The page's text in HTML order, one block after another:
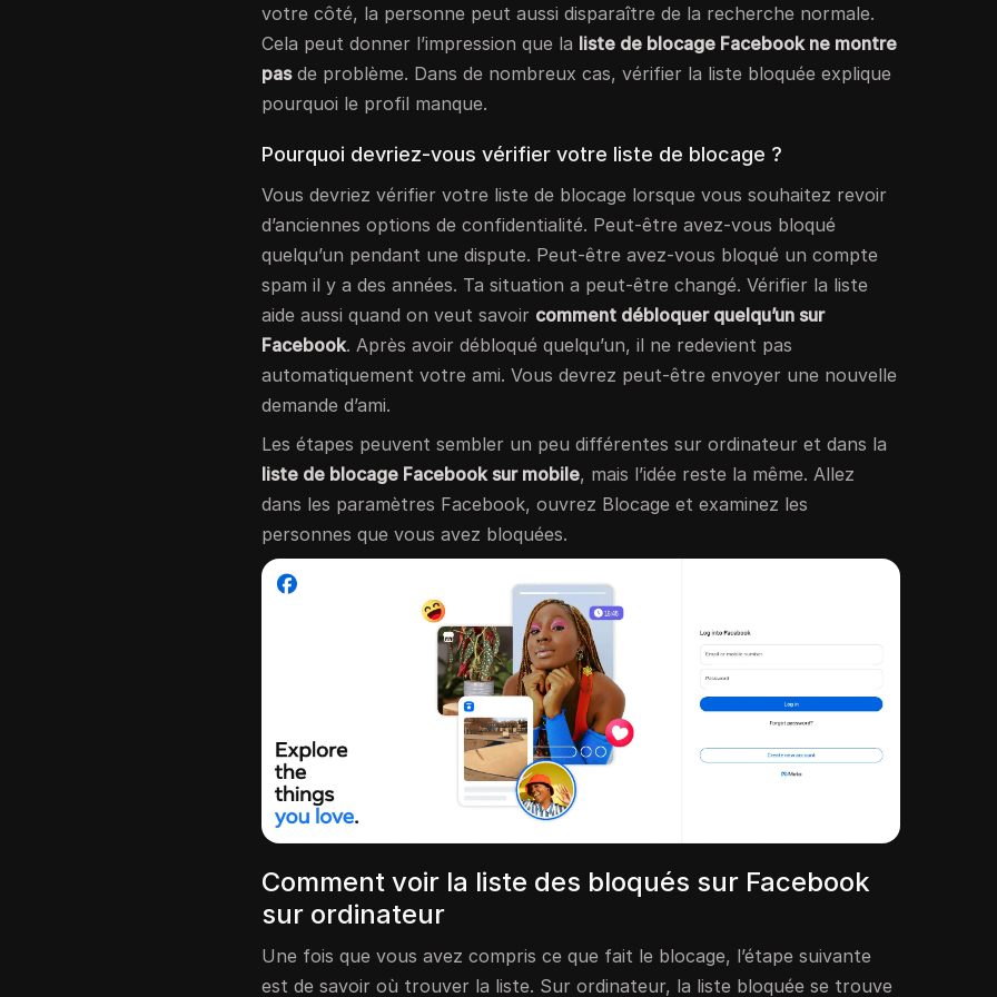
votre côté, la personne peut aussi disparaître de la recherche normale.
Cela peut donner l’impression que la liste de blocage Facebook ne montre
pasde problème. Dans de nombreux cas, vérifier la liste bloquée explique
pourquoi le profil manque.
Pourquoi devriez-vous vérifier votre liste de blocage ?
Vous devriez vérifier votre liste de blocage lorsque vous souhaitez revoir
d’anciennes options de confidentialité. Peut-être avez-vous bloqué
quelqu’un pendant une dispute. Peut-être avez-vous bloqué un compte
spam il y a des années. Ta situation a peut-être changé. Vérifier la liste
aide aussi quand on veut savoir comment débloquer quelqu’un sur
Facebook. Après avoir débloqué quelqu’un, il ne redevient pas
automatiquement votre ami. Vous devrez peut-être envoyer une nouvelle
demande d’ami.
Les étapes peuvent sembler un peu différentes sur ordinateur et dans la
liste de blocage Facebook sur mobile, mais l’idée reste la même. Allez
dans les paramètres Facebook, ouvrez Blocage et examinez les
personnes que vous avez bloquées.
Comment voir la liste des bloqués sur Facebook
sur ordinateur
Une fois que vous avez compris ce que fait le blocage, l’étape suivante
est de savoir où trouver la liste. Sur ordinateur, la liste bloquée se trouve